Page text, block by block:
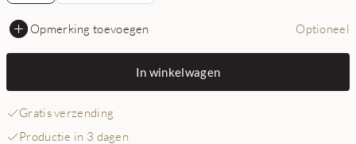
Opmerking toevoegen Optioneel
In winkelwagen
Gratis verzending
Productie in 3 dagen